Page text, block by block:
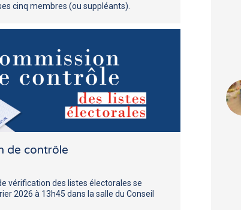
cinq membres (ou suppléants).
de contrôle
vérification des listes électorales se
2026 à 13h45 dans la salle du Conseil